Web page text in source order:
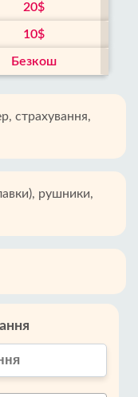
20$
10$
Безкош
страхування,
рушники,